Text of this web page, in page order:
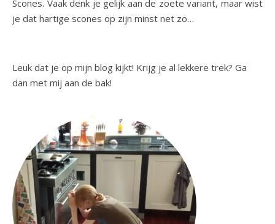
Scones. Vaak denk je gelijk aan de zoete variant, maar wist
je dat hartige scones op zijn minst net zo…
Leuk dat je op mijn blog kijkt! Krijg je al lekkere trek? Ga
dan met mij aan de bak!